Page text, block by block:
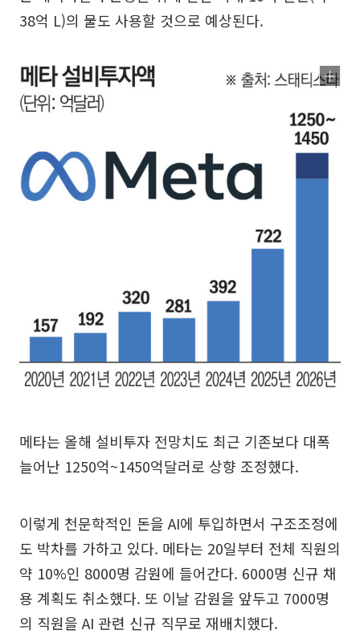
38억 L)의 물도 사용할 것으로 예상된다.
메타는 올해 설비투자 전망치도 최근 기존보다 대폭
늘어난 1250억~1450억달러로 상향 조정했다.
이렇게 천문학적인 돈을 AI에 투입하면서 구조조정에
도 박차를 가하고 있다. 메타는 20일부터 전체 직원의
약 10%인 8000명 감원에 들어간다. 6000명 신규 채
용 계획도 취소했다. 또 이날 감원을 앞두고 7000명
의 직원을 AI 관련 신규 직무로 재배치했다.